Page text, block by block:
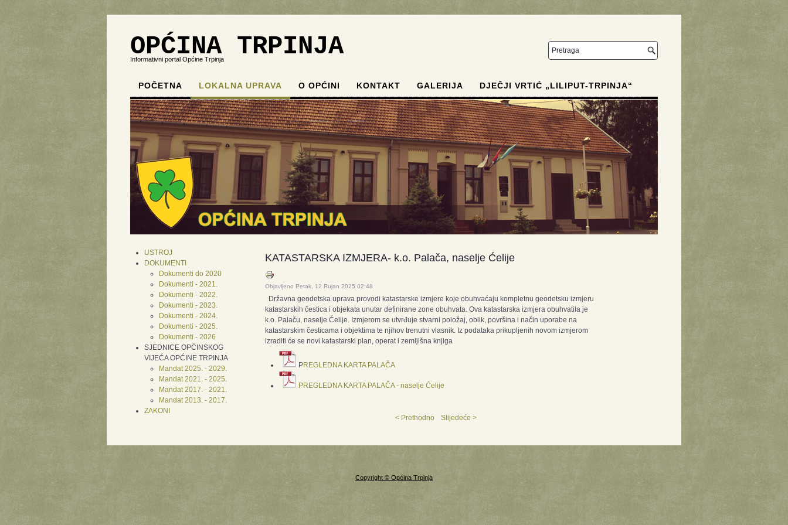
OPĆINA TRPINJA
Informativni portal Općine Trpinja
POČETNA LOKALNA UPRAVA O OPĆINI KONTAKT GALERIJA DJEČJI VRTIĆ „LILIPUT-TRPINJA“
. . . .
USTROJ
DOKUMENTI
Dokumenti do 2020
Dokumenti - 2021.
Dokumenti - 2022.
Dokumenti - 2023.
Dokumenti - 2024.
Dokumenti - 2025.
Dokumenti - 2026
SJEDNICE OPĆINSKOG
VIJEĆA OPĆINE TRPINJA
Mandat 2025. - 2029.
Mandat 2021. - 2025.
Mandat 2017. - 2021.
Mandat 2013. - 2017.
ZAKONI
KATASTARSKA IZMJERA- k.o. Palača, naselje Ćelije
Objavljeno Petak, 12 Rujan 2025 02:48
Državna geodetska uprava provodi katastarske izmjere koje obuhvaćaju kompletnu geodetsku izmjeru
katastarskih čestica i objekata unutar definirane zone obuhvata. Ova katastarska izmjera obuhvatila je
k.o. Palaču, naselje Ćelije. Izmjerom se utvrđuje stvarni položaj, oblik, površina i način uporabe na
katastarskim česticama i objektima te njihov trenutni vlasnik. Iz podataka prikupljenih novom izmjerom
izraditi će se novi katastarski plan, operat i zemljišna knjiga
PREGLEDNA KARTA PALAČA
PREGLEDNA KARTA PALAČA - naselje Ćelije
< Prethodno Slijedeće >
Copyright © Općina Trpinja
Xvideos